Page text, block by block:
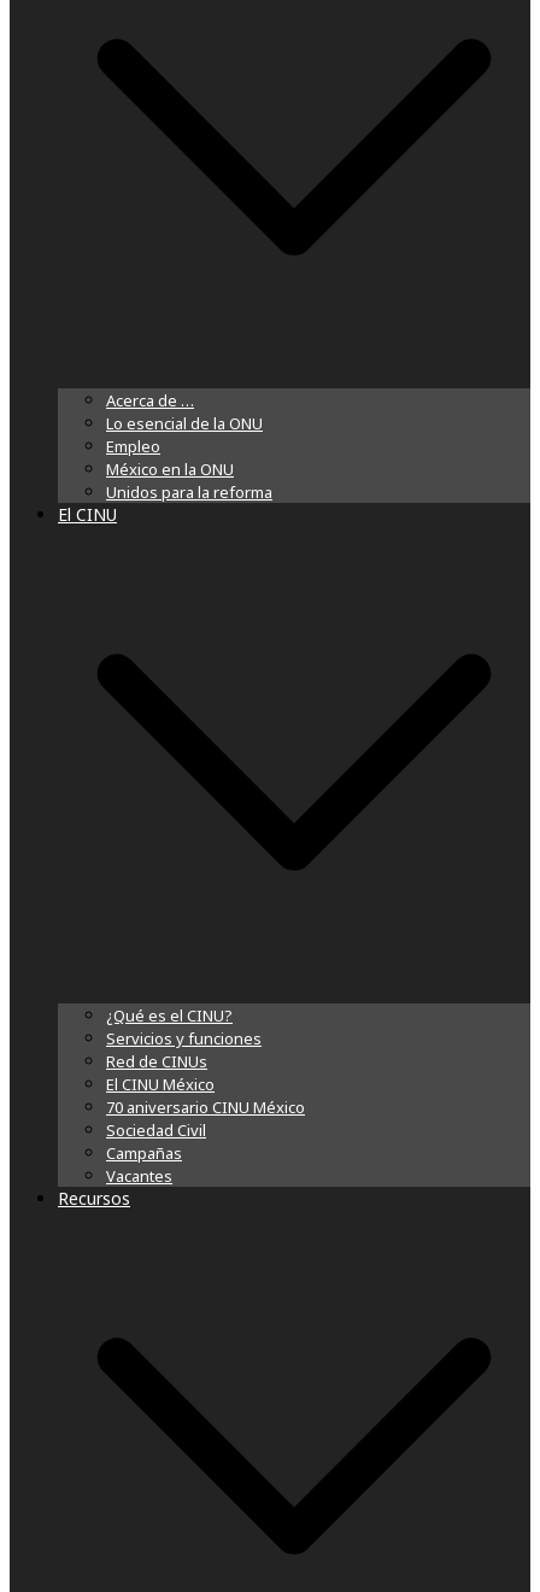
Acerca de …
Lo esencial de la ONU
Empleo
México en la ONU
Unidos para la reforma
El CINU
¿Qué es el CINU?
Servicios y funciones
Red de CINUs
El CINU México
70 aniversario CINU México
Sociedad Civil
Campañas
Vacantes
Recursos